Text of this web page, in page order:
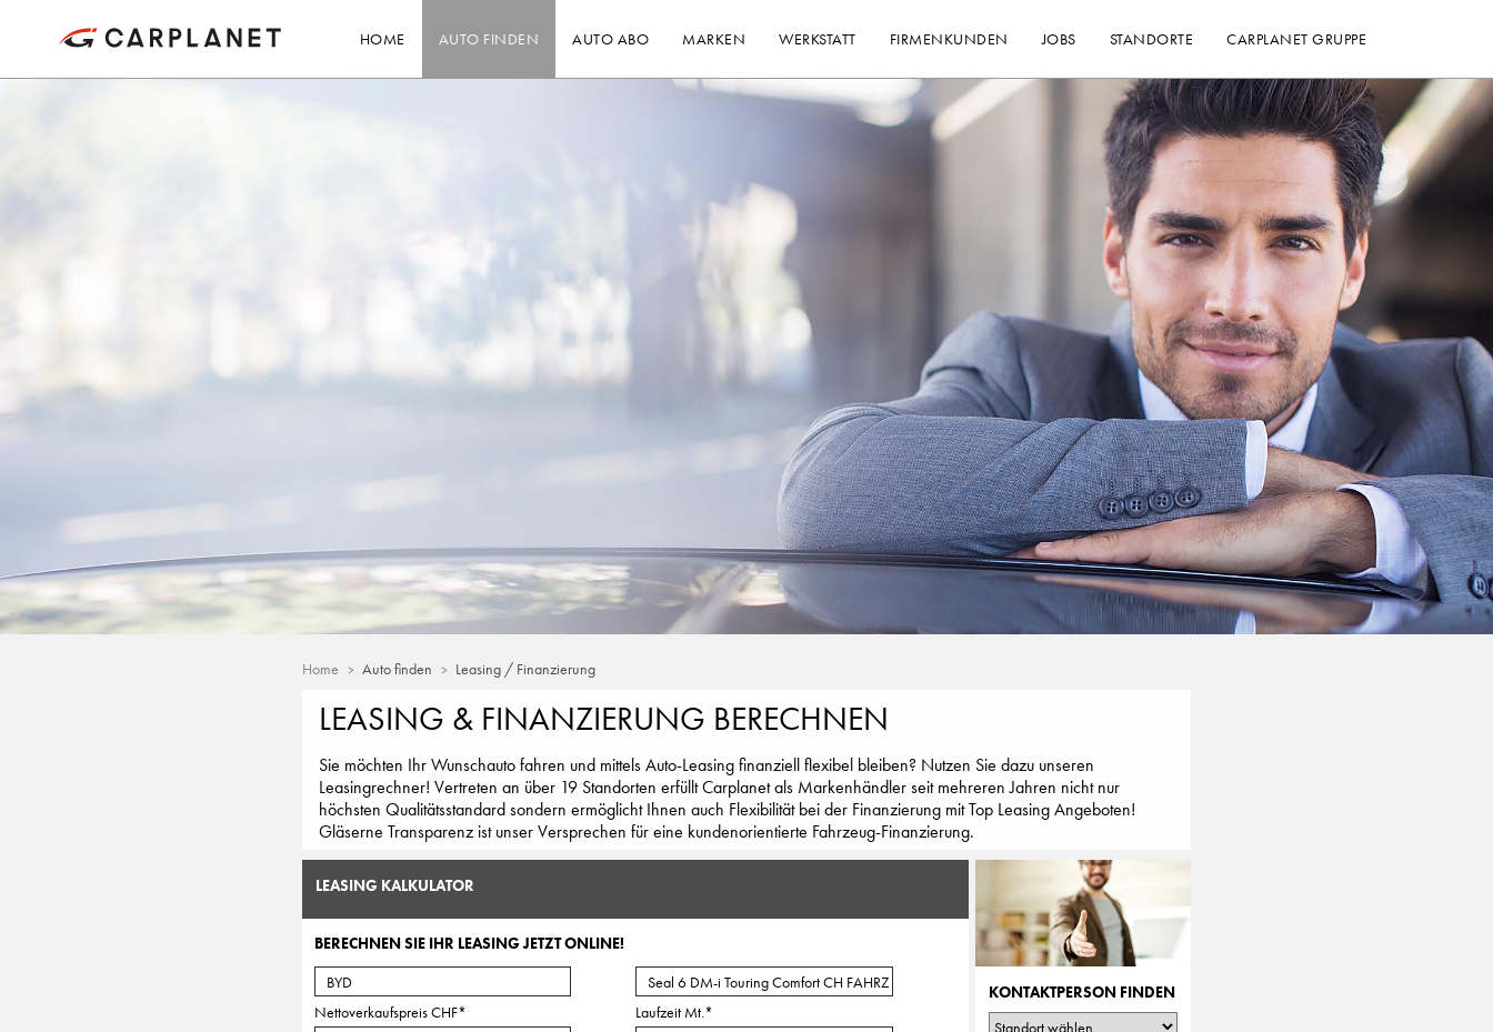
HOME AUTO FINDEN AUTO ABO MARKEN WERKSTATT FIRMENKUNDEN JOBS STANDORTE CARPLANET GRUPPE
Home Auto finden Leasing / Finanzierung
LEASING & FINANZIERUNG BERECHNEN
Sie möchten Ihr Wunschauto fahren und mittels Auto-Leasing finanziell flexibel bleiben? Nutzen Sie dazu unseren
Leasingrechner! Vertreten an über 19 Standorten erfüllt Carplanet als Markenhändler seit mehreren Jahren nicht nur
höchsten Qualitätsstandard sondern ermöglicht Ihnen auch Flexibilität bei der Finanzierung mit Top Leasing Angeboten!
Gläserne Transparenz ist unser Versprechen für eine kundenorientierte Fahrzeug-Finanzierung.
LEASING KALKULATOR
BERECHNEN SIE IHR LEASING JETZT ONLINE!
Nettoverkaufspreis CHF* Laufzeit Mt.*
KONTAKTPERSON FINDEN